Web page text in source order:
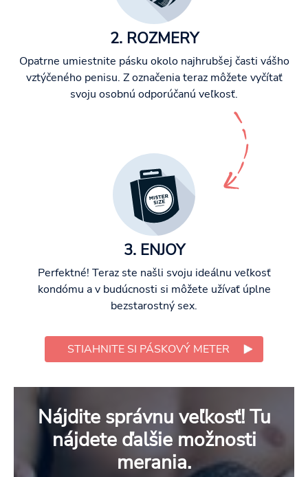
2. ROZMERY
Opatrne umiestnite pásku okolo najhrubšej časti vášho
vztýčeného penisu. Z označenia teraz môžete vyčítať
svoju osobnú odporúčanú veľkosť.
3. ENJOY
Perfektné! Teraz ste našli svoju ideálnu veľkosť
kondómu a v budúcnosti si môžete užívať úplne
bezstarostný sex.
STIAHNITE SI PÁSKOVÝ METER
Nájdite správnu veľkosť! Tu
nájdete ďalšie možnosti
merania.